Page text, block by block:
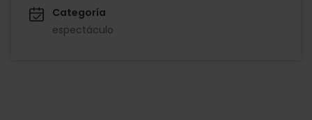
Categoría
espectáculo